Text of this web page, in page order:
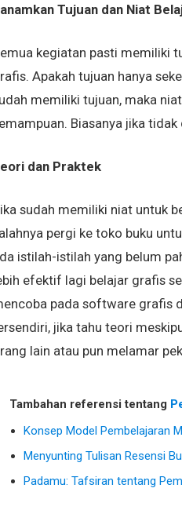
Tujuan dan Niat
kegiatan pasti memiliki
Apakah tujuan hanya
memiliki tujuan, maka
Biasanya jika
dan Praktek
sudah memiliki niat untuk
pergi ke toko buku
istilah-istilah yang belum
efektif lagi belajar grafis
pada software grafis
jika tahu teori
lain atau pun melamar
Tambahan referensi tentang
Konsep Model Pembelajaran
Menyunting Tulisan Resensi
Padamu: Tafsiran tentang